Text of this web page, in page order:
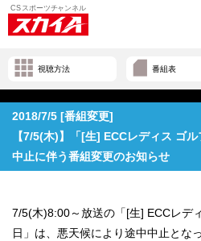
視聴方法 番組表
2018/7/5 [番組変更]
【7/5(木)】「[生] ECCレディス ゴ
中止に伴う番組変更のお知らせ
7/5(木)8:00～放送の「[生] ECCレデ
日」は、悪天候により途中中止とな